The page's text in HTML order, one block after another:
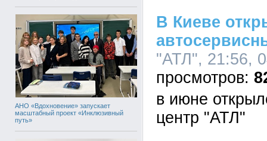
АНО «Вдохновение» запускает
масштабный проект «Инклюзивный
путь»
В Киеве
"АТЛ", 21:56,
в июне
центр "АТЛ"